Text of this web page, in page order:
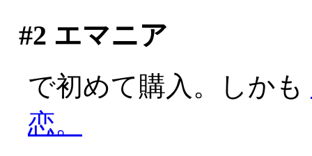
#2 エマニア
で初めて購入。しかも
恋。